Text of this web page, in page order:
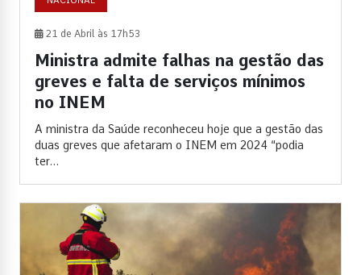
21 de Abril às 17h53
Ministra admite falhas na gestão das
greves e falta de serviços mínimos
no INEM
A ministra da Saúde reconheceu hoje que a gestão das
duas greves que afetaram o INEM em 2024 “podia
ter...